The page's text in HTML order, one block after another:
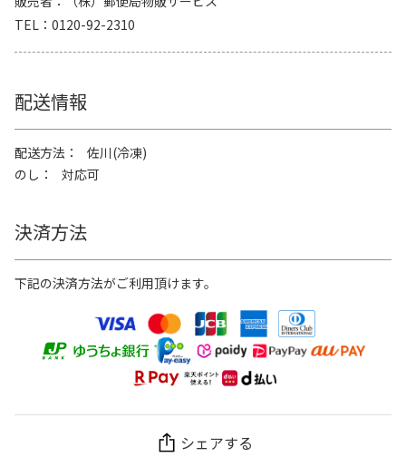
TEL
0120-92-2310
配送情報
配送方法
佐川(冷凍)
のし
対応可
決済方法
下記の決済方法がご利用頂けます。
シェアする